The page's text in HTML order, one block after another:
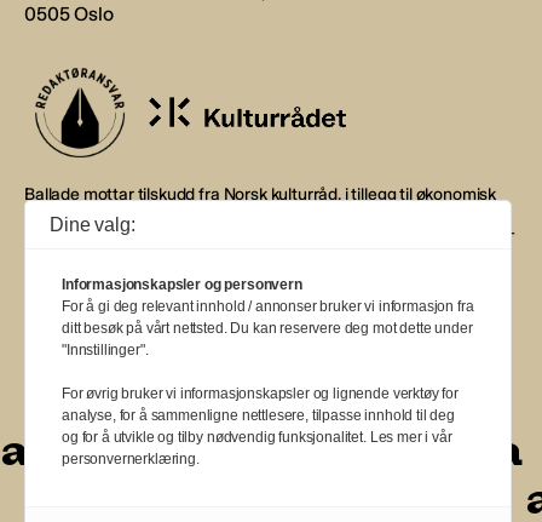
0505 Oslo
Ballade mottar tilskudd fra Norsk kulturråd, i tillegg til økonomisk
støtte fra eierne NOPA, Norsk komponistforening og
Musikkforleggerne. Ballade drives etter Redaktør- og Vær Varsom-
BALLADE — NORGES MUSIKKMAGASIN
a aa
aa
a
a
Dine valg:
Informasjonskapsler og personvern
For å gi deg relevant innhold / annonser bruker vi informasjon fra
ditt besøk på vårt nettsted. Du kan reservere deg mot dette under
"Innstillinger".
For øvrig bruker vi informasjonskapsler og lignende verktøy for
analyse, for å sammenligne nettlesere, tilpasse innhold til deg
og for å utvikle og tilby nødvendig funksjonalitet. Les mer i vår
personvernerklæring.